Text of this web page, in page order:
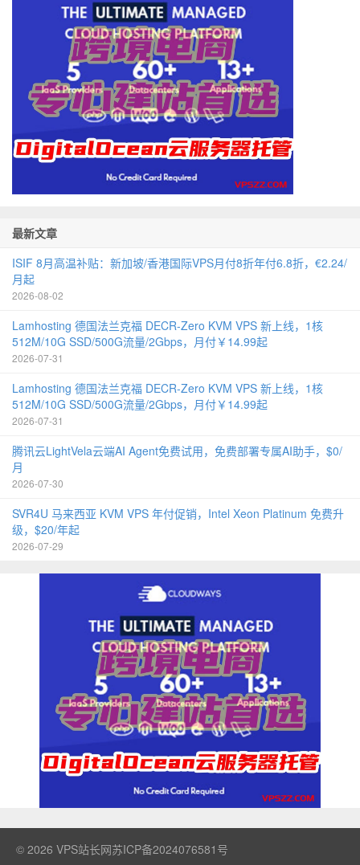
最新文章
ISIF 8月高温补贴：新加坡/香港国际VPS月付8折年付6.8折，€2.24/
月起
2026-08-02
Lamhosting 德国法兰克福 DECR-Zero KVM VPS 新上线，1核
512M/10G SSD/500G流量/2Gbps，月付￥14.99起
2026-07-31
Lamhosting 德国法兰克福 DECR-Zero KVM VPS 新上线，1核
512M/10G SSD/500G流量/2Gbps，月付￥14.99起
2026-07-31
腾讯云LightVela云端AI Agent免费试用，免费部署专属AI助手，$0/
月
2026-07-30
SVR4U 马来西亚 KVM VPS 年付促销，Intel Xeon Platinum 免费升
级，$20/年起
2026-07-29
© 2026 VPS站长网苏ICP备2024076581号